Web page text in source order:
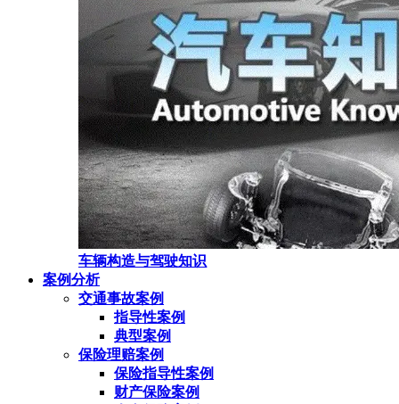
车辆构造与驾驶知识
案例分析
交通事故案例
指导性案例
典型案例
保险理赔案例
保险指导性案例
财产保险案例